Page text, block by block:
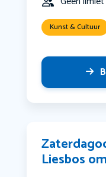
Kunst & Cultuur
Liesbos